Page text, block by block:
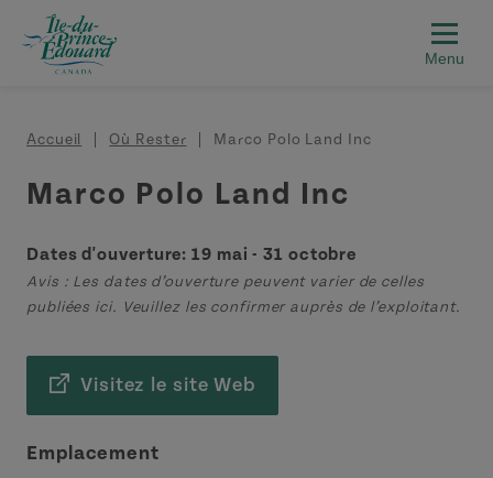
Aller au contenu principal
Fil d'Ariane
Accueil Où Rester Marco Polo Land Inc
Marco Polo Land Inc
Dates d'ouverture: 19 mai - 31 octobre
Avis : Les dates d’ouverture peuvent varier de celles
publiées ici. Veuillez les confirmer auprès de l’exploitant.
Visitez le site Web
Emplacement